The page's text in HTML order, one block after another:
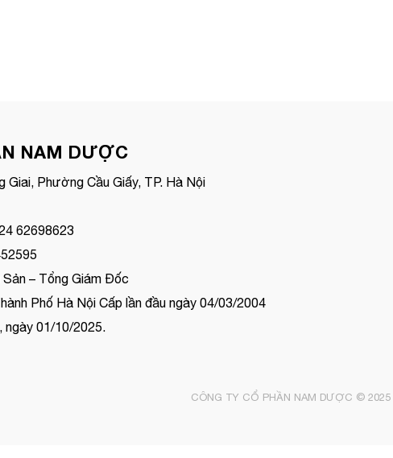
NAM DƯỢC
Phường Cầu Giấy, TP. Hà Nội
62698623
– Tổng Giám Đốc
Phố Hà Nội Cấp lần đầu ngày 04/03/2004
ngày 01/10/2025.
CÔNG TY CỔ PHẦN NAM DƯỢC © 2025